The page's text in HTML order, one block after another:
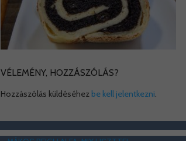
VÉLEMÉNY, HOZZÁSZÓLÁS?
Hozzászólás küldéséhez be kell jelentkezni